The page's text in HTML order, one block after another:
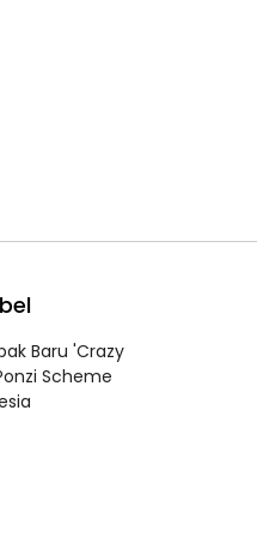
Baru 'Crazy
Scheme